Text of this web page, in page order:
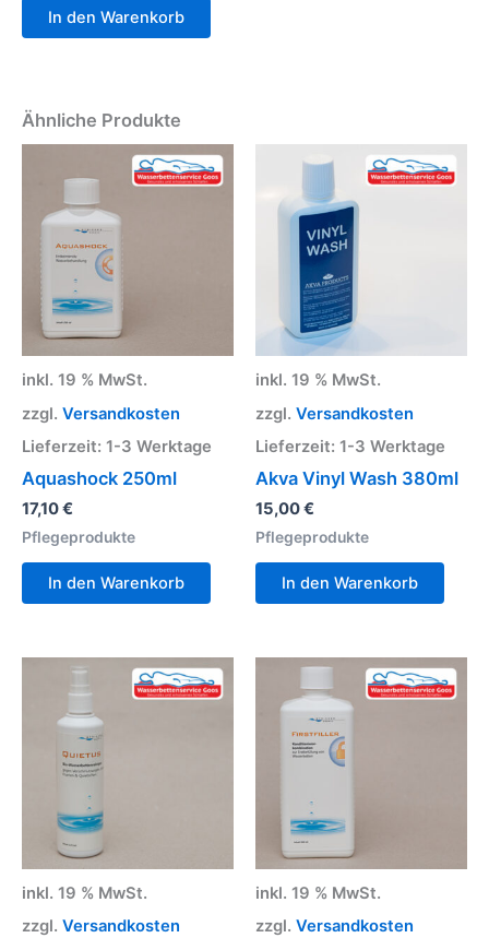
In den Warenkorb
Ähnliche Produkte
inkl. 19 % MwSt.
zzgl. Versandkosten
Lieferzeit: 1-3 Werktage
Aquashock 250ml
17,10€
Pflegeprodukte
In den Warenkorb
inkl. 19 % MwSt.
zzgl. Versandkosten
Lieferzeit: 1-3 Werktage
Akva Vinyl Wash 380ml
15,00€
Pflegeprodukte
In den Warenkorb
inkl. 19 % MwSt.
zzgl. Versandkosten
inkl. 19 % MwSt.
zzgl. Versandkosten